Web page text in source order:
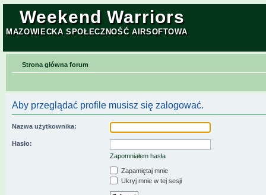
Weekend Warriors
MAZOWIECKA SPOŁECZNOŚĆ AIRSOFTOWA
Strona główna forum
Aby przeglądać profile musisz się zalogować.
Nazwa użytkownika:
Hasło:
Zapomniałem hasła
Zapamiętaj mnie
Ukryj mnie w tej sesji